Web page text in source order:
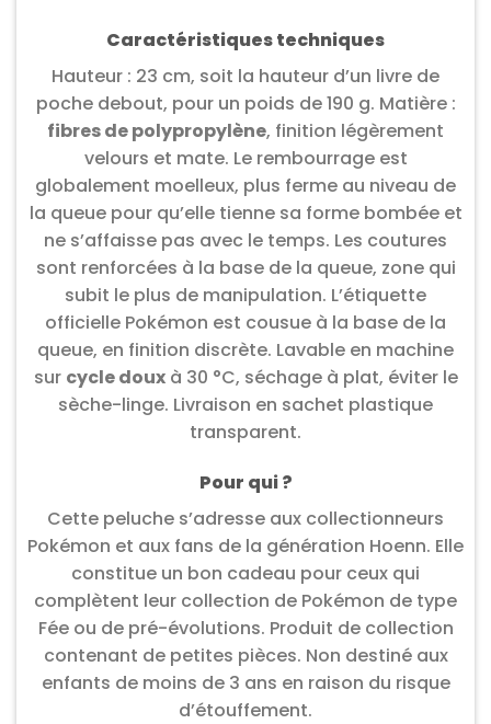
Caractéristiques techniques
Hauteur : 23 cm, soit la hauteur d’un livre de
poche debout, pour un poids de 190 g. Matière :
fibres de polypropylène, finition légèrement
velours et mate. Le rembourrage est
globalement moelleux, plus ferme au niveau de
la queue pour qu’elle tienne sa forme bombée et
ne s’affaisse pas avec le temps. Les coutures
sont renforcées à la base de la queue, zone qui
subit le plus de manipulation. L’étiquette
officielle Pokémon est cousue à la base de la
queue, en finition discrète. Lavable en machine
sur cycle douxà 30 °C, séchage à plat, éviter le
sèche-linge. Livraison en sachet plastique
transparent.
Pour qui ?
Cette peluche s’adresse aux collectionneurs
Pokémon et aux fans de la génération Hoenn. Elle
constitue un bon cadeau pour ceux qui
complètent leur collection de Pokémon de type
Fée ou de pré-évolutions. Produit de collection
contenant de petites pièces. Non destiné aux
enfants de moins de 3 ans en raison du risque
d’étouffement.